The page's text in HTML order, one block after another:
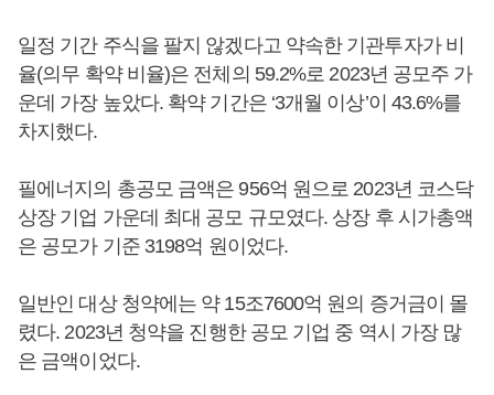
일정 기간 주식을 팔지 않겠다고 약속한 기관투자가 비
율(의무 확약 비율)은 전체의 59.2%로 2023년 공모주 가
운데 가장 높았다. 확약 기간은 ‘3개월 이상’이 43.6%를
차지했다.
필에너지의 총공모 금액은 956억 원으로 2023년 코스닥
상장 기업 가운데 최대 공모 규모였다. 상장 후 시가총액
은 공모가 기준 3198억 원이었다.
일반인 대상 청약에는 약 15조7600억 원의 증거금이 몰
렸다. 2023년 청약을 진행한 공모 기업 중 역시 가장 많
은 금액이었다.